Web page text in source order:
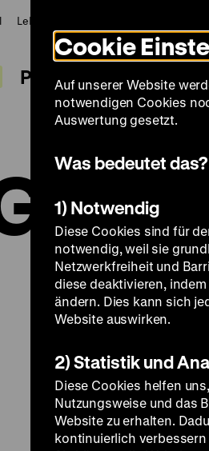
LeMO
Programm
Cookie
Auf unserer Website
notwendigen Cookies
Auswertung gesetzt.
Was bedeutet das?
1) Notwendig
Diese Cookies sind für
notwendig, weil sie
Netzwerkfreiheit und
diese deaktivieren,
ändern. Dies kann sich
Website auswirken.
2) Statistik und
Diese Cookies helfen
Nutzungsweise und das
Website zu erhalten.
kontinuierlich